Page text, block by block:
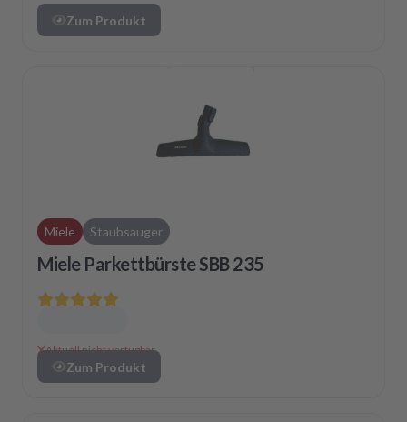
Zum Produkt
Miele Staubsauger
Miele Parkettbürste SBB 235
Aktuell nicht verfügbar
Zum Produkt